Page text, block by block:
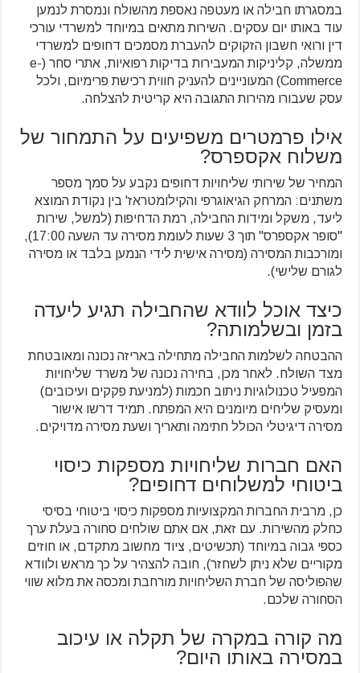
במסגרתו חבילה או מעטפה נאספת מהשולח ונמסרת לנמען
עוד באותו יום עסקים. השירות מתאים במיוחד למשרדי עורכי
דין ורואי חשבון הזקוקים להעברת מסמכים דחופים למשרדי
ממשלה, קליניקות המעבירות בדיקות רפואיות, אתרי סחר (e-
Commerce) המעוניינים להעניק חווית רכישת פרימיום, ולכל
עסק שעבורו מהירות התגובה היא קריטית להצלחה.
אילו פרמטרים משפיעים על התמחור של
משלוח אקספרס?
המחיר של שירותי שליחויות דחופים נקבע על סמך מספר
משתנים: המרחק הגיאוגרפי והקילומטראז' בין נקודת המוצא
ליעד, משקל ומידות החבילה, רמת הדחיפות (למשל, שירות
"סופר אקספרס" תוך 3 שעות לעומת מסירה עד השעה 17:00),
ומורכבות המסירה (מסירה אישית לידי הנמען בלבד או מסירה
לגורם שלישי).
כיצד אוכל לוודא שהחבילה תגיע ליעדה
בזמן ובשלמותה?
ההבטחה לשלמות החבילה מתחילה באריזה נכונה ומאובטחת
מצד השולח. לאחר מכן, בחירה נכונה של משרד שליחויות
המפעיל טכנולוגיות ניתוב חכמות (למניעת פקקים ועיכובים)
ומעסיק שליחים מיומנים היא המפתח. תמיד דרשו אישור
מסירה דיגיטלי הכולל חתימה ותאריך ושעת מסירה מדויקים.
האם חברות שליחויות מספקות כיסוי
ביטוחי למשלוחים דחופים?
כן, מרבית החברות המקצועיות מספקות כיסוי ביטוחי בסיסי
כחלק מהשירות. עם זאת, אם אתם שולחים סחורה בעלת ערך
כספי גבוה במיוחד (תכשיטים, ציוד מחשוב מתקדם, או חוזים
מקוריים שלא ניתן לשחזר), חובה להצהיר על כך מראש ולוודא
שהפוליסה של חברת השליחויות מורחבת ומכסה את מלוא שווי
הסחורה שלכם.
מה קורה במקרה של תקלה או עיכוב
במסירה באותו היום?